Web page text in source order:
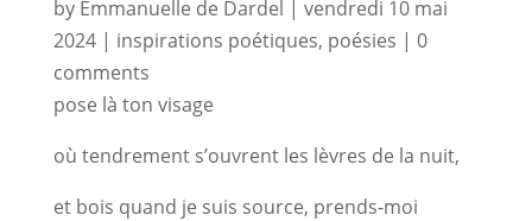
by Emmanuelle de Dardel | vendredi 10 mai
2024| inspirations poétiques, poésies | 0
comments
pose là ton visage
où tendrement s’ouvrent les lèvres de la nuit,
et bois quand je suis source, prends-moi